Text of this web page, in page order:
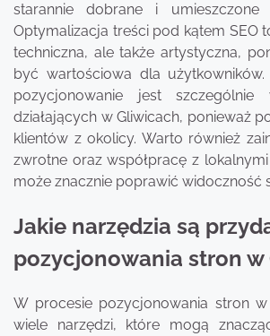
starannie dobrane i
Optymalizacja treści pod kątem SEO
techniczna, ale także artystyczna,
być wartościowa dla
pozycjonowanie jest
działających w Gliwicach, ponieważ
klientów z okolicy. Warto również
zwrotne oraz współpracę z
może znacznie poprawić widoczność
Jakie narzędzia są
pozycjonowania stron
W procesie pozycjonowania stron w
wiele narzędzi, które mogą